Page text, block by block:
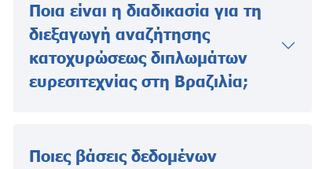
Ποια είναι η διαδικασία για τη
διεξαγωγή αναζήτησης
κατοχυρώσεως διπλωμάτων
ευρεσιτεχνίας στη Βραζιλία;
Ποιες βάσεις δεδομένων